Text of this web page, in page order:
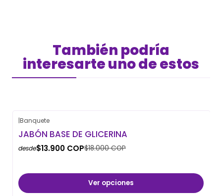
También podría
interesarte uno de estos
-23% OFF
|Banquete
JABÓN BASE DE GLICERINA
desde$13.900 COP$18.000 COP
Ver opciones